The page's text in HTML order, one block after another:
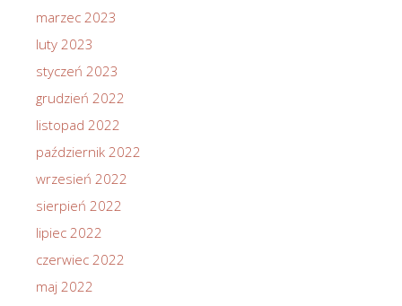
marzec 2023
luty 2023
styczeń 2023
grudzień 2022
listopad 2022
październik 2022
wrzesień 2022
sierpień 2022
lipiec 2022
czerwiec 2022
maj 2022